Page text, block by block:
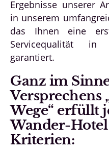
Ergebnisse unserer
in unserem
das Ihnen eine
Servicequalität in
garantiert.
Ganz im
Versprechens
Wege“ erfüllt
Wander-
Kriterien: